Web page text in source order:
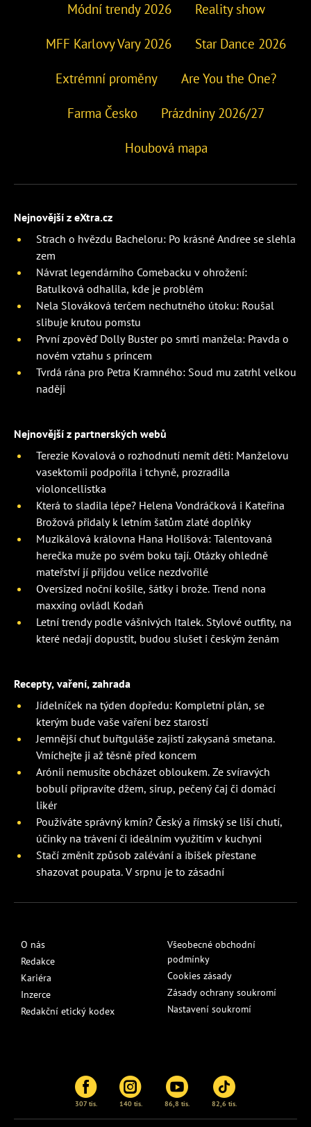
Módní trendy 2026 Reality show
MFF Karlovy Vary 2026 Star Dance 2026
Extrémní proměny Are You the One?
Farma Česko Prázdniny 2026/27
Houbová mapa
Nejnovější z eXtra.cz
Strach o hvězdu Bacheloru: Po krásné Andree se slehla
zem
Návrat legendárního Comebacku v ohrožení:
Batulková odhalila, kde je problém
Nela Slováková terčem nechutného útoku: Roušal
slibuje krutou pomstu
První zpověď Dolly Buster po smrti manžela: Pravda o
novém vztahu s princem
Tvrdá rána pro Petra Kramného: Soud mu zatrhl velkou
naději
Nejnovější z partnerských webů
Terezie Kovalová o rozhodnutí nemít děti: Manželovu
vasektomii podpořila i tchyně, prozradila
violoncellistka
Která to sladila lépe? Helena Vondráčková i Kateřina
Brožová přidaly k letním šatům zlaté doplňky
Muzikálová královna Hana Holišová: Talentovaná
herečka muže po svém boku tají. Otázky ohledně
mateřství jí přijdou velice nezdvořilé
Oversized noční košile, šátky i brože. Trend nona
maxxing ovládl Kodaň
Letní trendy podle vášnivých Italek. Stylové outfity, na
které nedají dopustit, budou slušet i českým ženám
Recepty, vaření, zahrada
Jídelníček na týden dopředu: Kompletní plán, se
kterým bude vaše vaření bez starostí
Jemnější chuť buřtguláše zajistí zakysaná smetana.
Vmíchejte ji až těsně před koncem
Arónii nemusíte obcházet obloukem. Ze svíravých
bobulí připravíte džem, sirup, pečený čaj či domácí
likér
Používáte správný kmín? Český a římský se liší chutí,
účinky na trávení či ideálním využitím v kuchyni
Stačí změnit způsob zalévání a ibišek přestane
shazovat poupata. V srpnu je to zásadní
O nás
Redakce
Kariéra
Inzerce
Redakční etický kodex
Všeobecné obchodní
podmínky
Cookies zásady
Zásady ochrany soukromí
Nastavení soukromí
307 tis. 140 tis. 86,8 tis. 82,6 tis.